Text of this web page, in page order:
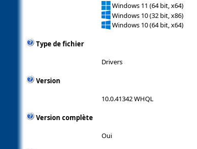
Windows 11 (64 bit, x64)
Windows 10 (32 bit, x86)
Windows 10 (64 bit, x64)
Type de fichier
Drivers
Version
10.0.41342 WHQL
Version complète
Oui